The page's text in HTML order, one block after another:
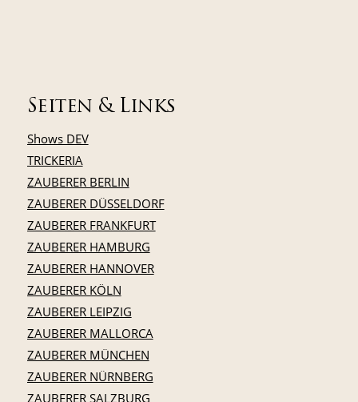
Seiten & Links
Shows DEV
TRICKERIA
ZAUBERER BERLIN
ZAUBERER DÜSSELDORF
ZAUBERER FRANKFURT
ZAUBERER HAMBURG
ZAUBERER HANNOVER
ZAUBERER KÖLN
ZAUBERER LEIPZIG
ZAUBERER MALLORCA
ZAUBERER MÜNCHEN
ZAUBERER NÜRNBERG
ZAUBERER SALZBURG